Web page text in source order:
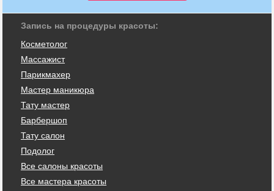
Запись на процедуры красоты:
Косметолог
Массажист
Парикмахер
Мастер маникюра
Тату мастер
Барбершоп
Тату салон
Подолог
Все салоны красоты
Все мастера красоты